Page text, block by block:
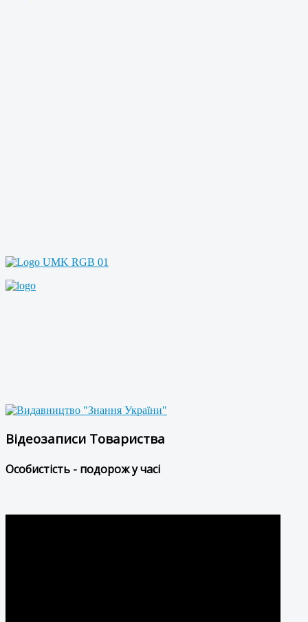
Відеозаписи Товариства
Особистість - подорож у часі